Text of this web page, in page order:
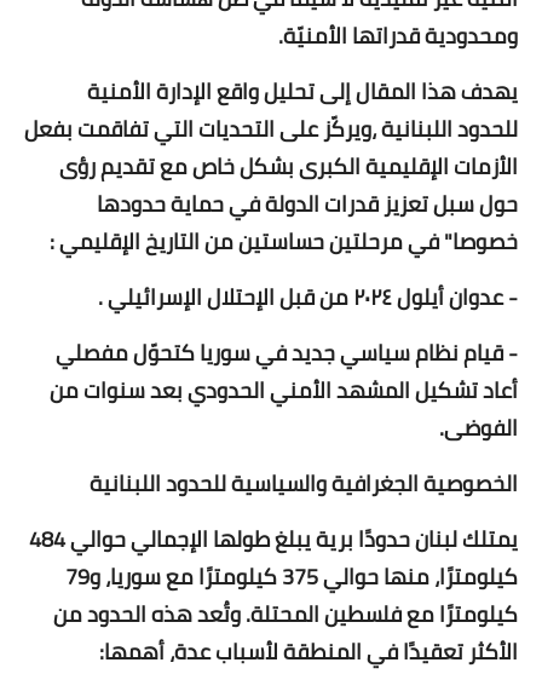
ومحدودية قدراتها الأمنيّة.
يهدف هذا المقال إلى تحليل واقع الإدارة الأمنية
للحدود اللبنانية ،ويركّز على التحديات التي تفاقمت بفعل
الأزمات الإقليمية الكبرى بشكل خاص مع تقديم رؤى
حول سبل تعزيز قدرات الدولة في حماية حدودها
خصوصا" في مرحلتين حساستين من التاريخ الإقليمي :
- عدوان أيلول ٢٠٢٤ من قبل الإحتلال الإسرائيلي .
- قيام نظام سياسي جديد في سوريا كتحوّل مفصلي
أعاد تشكيل المشهد الأمني الحدودي بعد سنوات من
الفوضى.
الخصوصية الجغرافية والسياسية للحدود اللبنانية
يمتلك لبنان حدودًا برية يبلغ طولها الإجمالي حوالي 484
كيلومترًا، منها حوالي 375 كيلومترًا مع سوريا، و79
كيلومترًا مع فلسطين المحتلة. وتُعد هذه الحدود من
الأكثر تعقيدًا في المنطقة لأسباب عدة، أهمها: